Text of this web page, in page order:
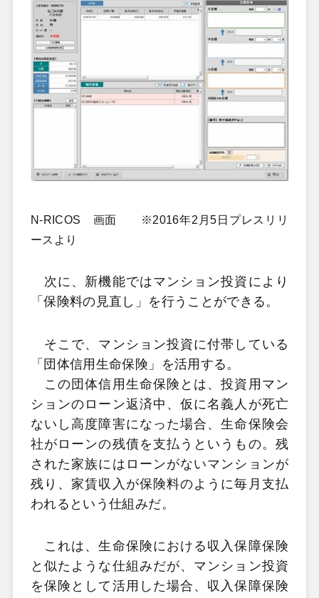
N-RICOS 画面 ※2016年2月5日プレスリリ
ースより
次に、新機能ではマンション投資により
「保険料の見直し」を行うことができる。
そこで、マンション投資に付帯している
「団体信用生命保険」を活用する。
この団体信用生命保険とは、投資用マン
ションのローン返済中、仮に名義人が死亡
ないし高度障害になった場合、生命保険会
社がローンの残債を支払うというもの。残
された家族にはローンがないマンションが
残り、家賃収入が保険料のように毎月支払
われるという仕組みだ。
これは、生命保険における収入保障保険
と似たような仕組みだが、マンション投資
を保険として活用した場合、収入保障保険